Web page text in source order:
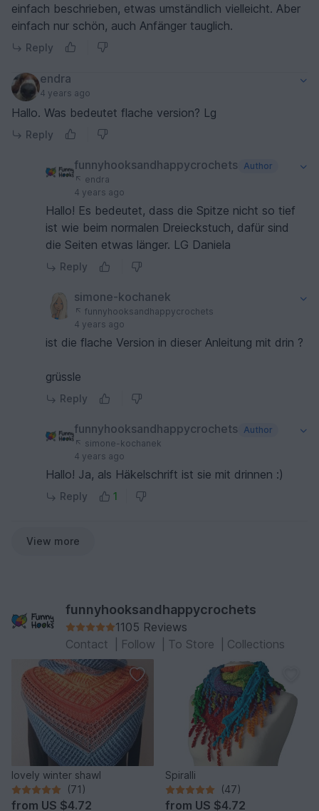
einfach beschrieben, etwas umständlich vielleicht. Aber
einfach nur schön, auch Anfänger tauglich.
Reply
endra
4 years ago
Hallo. Was bedeutet flache version? Lg
Reply
funnyhooksandhappycrochets Author
endra
4 years ago
Hallo! Es bedeutet, dass die Spitze nicht so tief
ist wie beim normalen Dreieckstuch, dafür sind
die Seiten etwas länger. LG Daniela
Reply
simone-kochanek
funnyhooksandhappycrochets
4 years ago
ist die flache Version in dieser Anleitung mit drin ?
grüssle
Reply
funnyhooksandhappycrochets Author
simone-kochanek
4 years ago
Hallo! Ja, als Häkelschrift ist sie mit drinnen :)
Reply 1
View more
funnyhooksandhappycrochets
1105 Reviews
Contact
Follow To Store Collections
lovely winter shawl
(71)
from US $4.72
Spiralli
(47)
from US $4.72